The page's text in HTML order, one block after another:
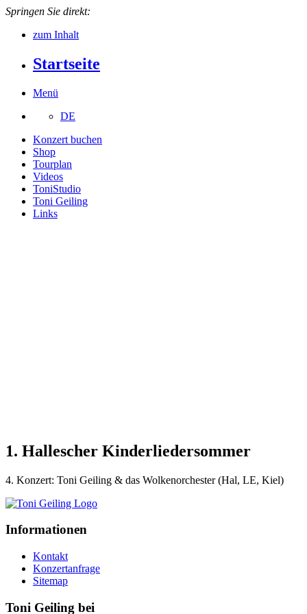
Springen Sie direkt:
zum Inhalt
Startseite
Menü
DE
Konzert buchen
Shop
Tourplan
Videos
ToniStudio
Toni Geiling
Links
1. Hallescher Kinderliedersommer
4. Konzert: Toni Geiling & das Wolkenorchester (Hal, LE, Kiel)
Informationen
Kontakt
Konzertanfrage
Sitemap
Toni Geiling bei